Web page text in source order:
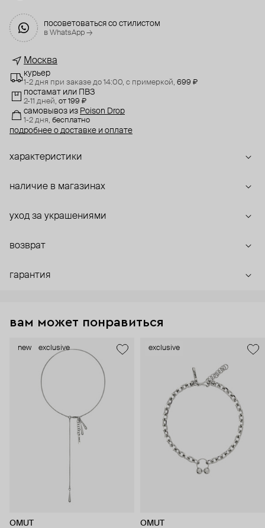
посоветоваться со стилистом
в WhatsApp →
Москва
курьер
1-2 дня при заказе до 14:00, с примеркой, 699 ₽
постамат или ПВЗ
2-11 дней, от 199 ₽
самовывоз из Poison Drop
1-2 дня, бесплатно
подробнее о доставке и оплате
характеристики
наличие в магазинах
уход за украшениями
возврат
гарантия
вам может понравиться
new exclusive
OMUT
exclusive
OMUT